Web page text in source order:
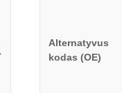
Alternatyvus
kodas (OE)